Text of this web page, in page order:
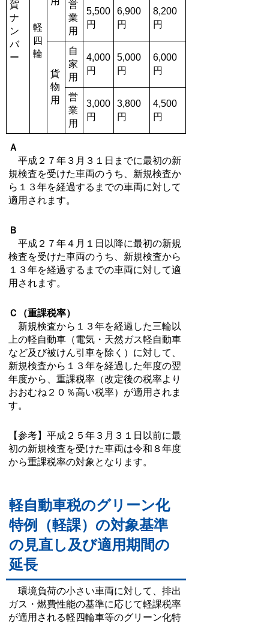
賀
ナ
ン
バ
ー
軽
四
輪
営
業
用
5,500
円
6,900
円
8,200
円
貨
物
用
自
家
用
4,000
円
5,000
円
6,000
円
営
業
用
3,000
円
3,800
円
4,500
円
Ａ
平成２７年３月３１日までに最初の新
規検査を受けた車両のうち、新規検査か
ら１３年を経過するまでの車両に対して
適用されます。
Ｂ
平成２７年４月１日以降に最初の新規
検査を受けた車両のうち、新規検査から
１３年を経過するまでの車両に対して適
用されます。
Ｃ（重課税率）
新規検査から１３年を経過した三輪以
上の軽自動車（電気・天然ガス軽自動車
など及び被けん引車を除く）に対して、
新規検査から１３年を経過した年度の翌
年度から、重課税率（改定後の税率より
おおむね２０％高い税率）が適用されま
す。
【参考】平成２５ 年３月３１日以前に最
初の新規検査を受けた車両は令和８年度
から重課税率の対象となります。
軽自動車税のグリーン化
特例（軽課）の対象基準
の見直し及び適用期間の
延長
環境負荷の小さい車両に対して、排出
ガス・燃費性能の基準に応じて軽課税率
が適用される軽四輪車等のグリーン化特